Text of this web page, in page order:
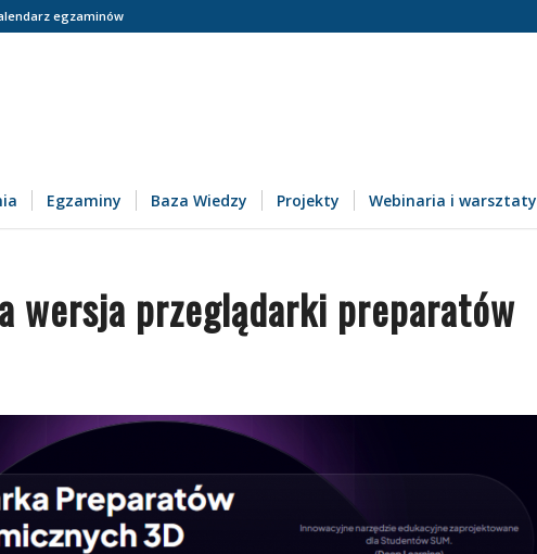
egzaminów
Egzaminy Baza Wiedzy Projekty Webinaria i warsztaty
wersja przeglądarki preparatów